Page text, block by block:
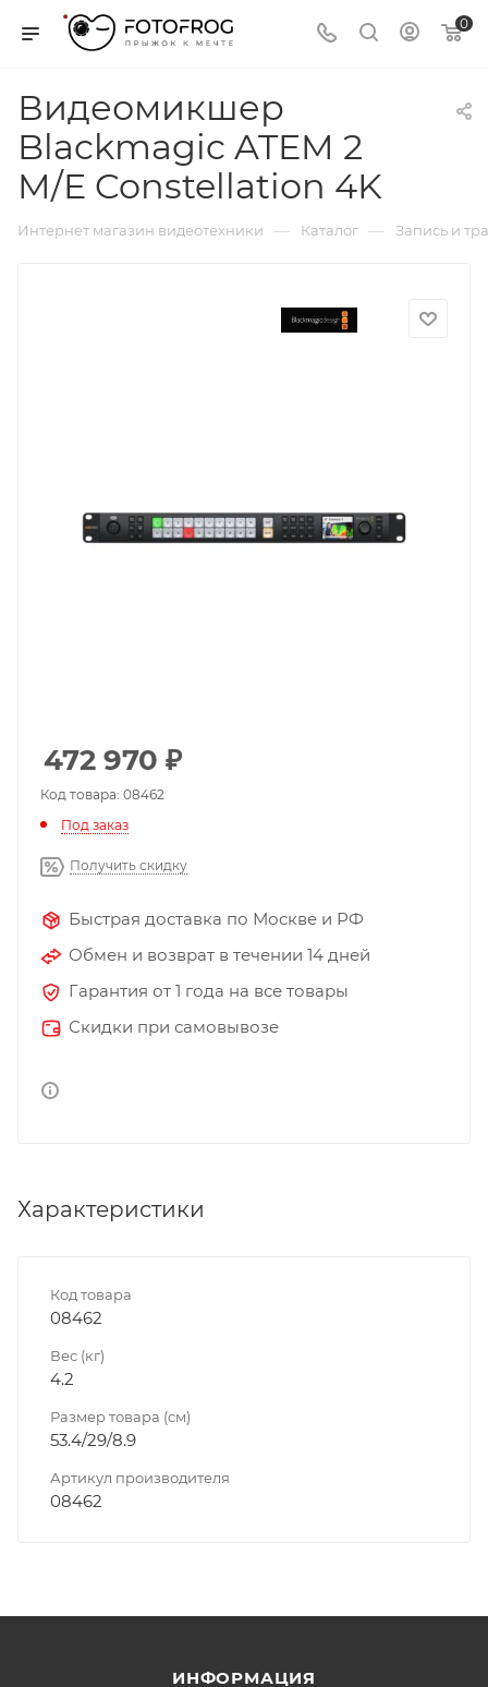
0
Видеомикшер
Blackmagic ATEM 2
M/E Constellation 4K
Интернет магазин видеотехники — Каталог — Запись и
472 970 ₽
Код товара: 08462
Под заказ
Получить скидку
Быстрая доставка по Москве и РФ
Обмен и возврат в течении 14 дней
Гарантия от 1 года на все товары
Скидки при самовывозе
Характеристики
Код товара
08462
Вес (кг)
4.2
Размер товара (см)
53.4/29/8.9
Артикул производителя
08462
ИНФОРМАЦИЯ